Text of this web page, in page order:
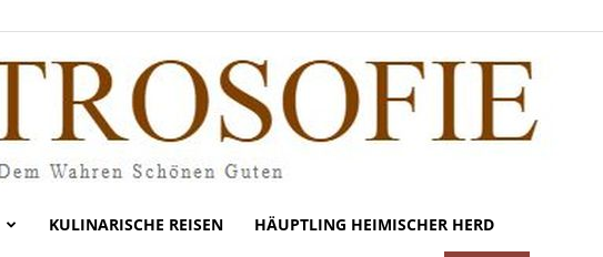
KULINARISCHE REISEN HÄUPTLING HEIMISCHER HERD